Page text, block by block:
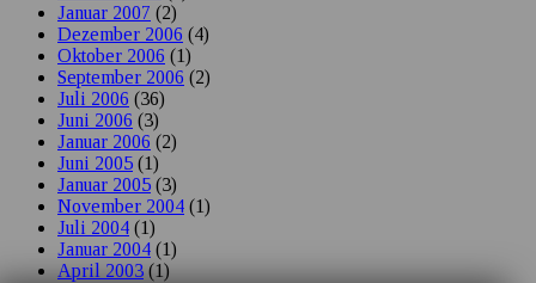
Januar 2007 (2)
Dezember 2006 (4)
Oktober 2006 (1)
September 2006 (2)
Juli 2006 (36)
Juni 2006 (3)
Januar 2006 (2)
Juni 2005 (1)
Januar 2005 (3)
November 2004 (1)
Juli 2004 (1)
Januar 2004 (1)
April 2003(1)